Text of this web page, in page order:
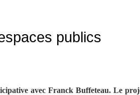
publics
avec Franck Buffeteau. Le